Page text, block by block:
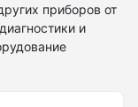
приборов от
и